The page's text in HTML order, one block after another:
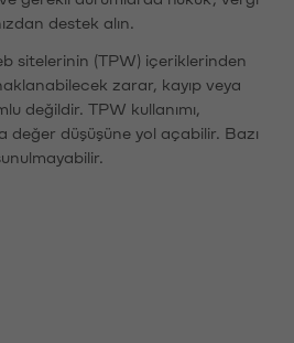
destek alın.
sitelerinin (TPW) içeriklerinden
zarar, kayıp veya
değildir. TPW kullanımı,
değer düşüşüne yol açabilir. Bazı